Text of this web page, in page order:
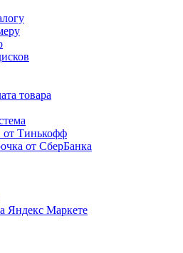
товара
от Тинькофф
от СберБанка
Яндекс Маркете